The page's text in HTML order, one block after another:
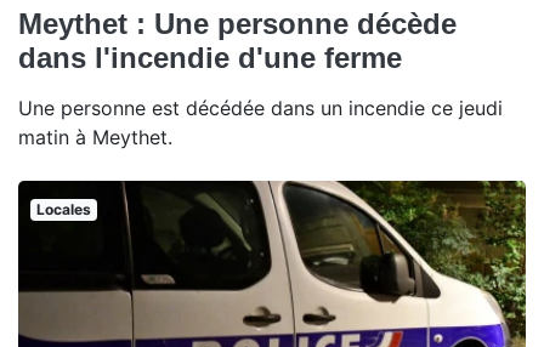
Meythet : Une personne décède
dans l'incendie d'une ferme
Une personne est décédée dans un incendie ce jeudi
matin à Meythet.
Locales